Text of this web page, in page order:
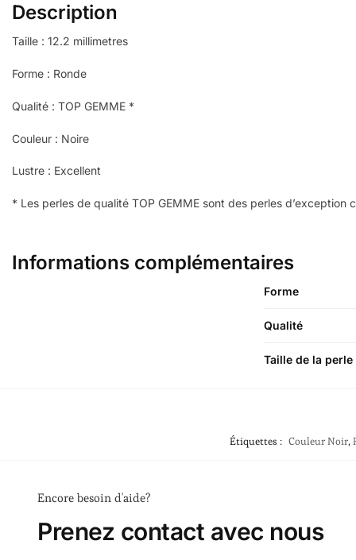
Description
Taille : 12.2 millimetres
Forme : Ronde
Qualité : TOP GEMME *
Couleur : Noire
Lustre : Excellent
* Les perles de qualité TOP GEMME sont des perles
Informations complémentaires
Forme
Qualité
Taille de la perle
Étiquettes : Couleur Noir,
Encore besoin d'aide?
Prenez contact avec nous